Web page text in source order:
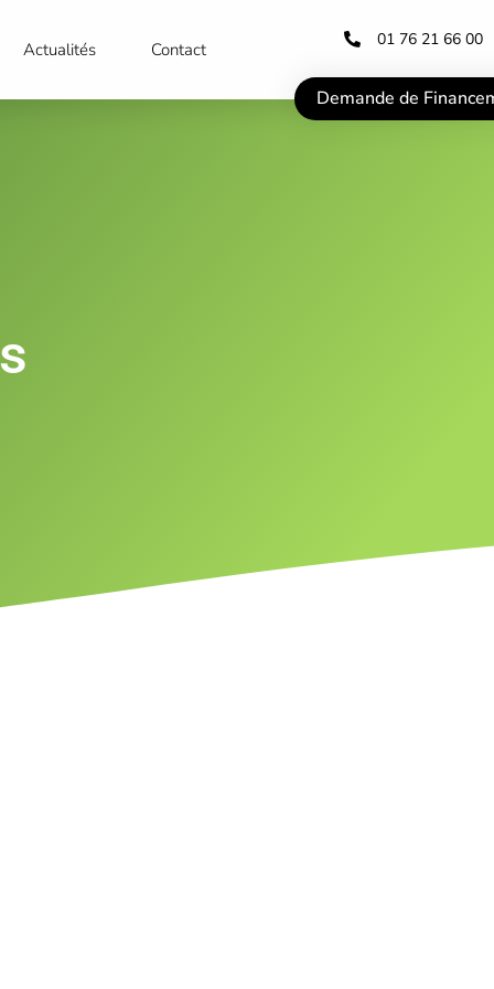
Actualités Contact 01 76 21 66 00
Demande de